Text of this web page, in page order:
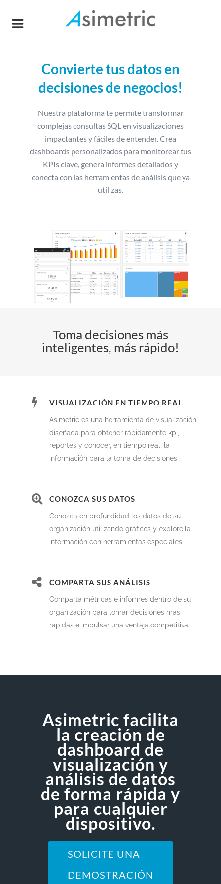
Convierte tus datos en
decisiones de negocios!
Nuestra plataforma te permite transformar
complejas consultas SQL en visualizaciones
impactantes y fáciles de entender. Crea
dashboards personalizados para monitorear tus
KPIs clave, genera informes detallados y
conecta con las herramientas de análisis que ya
utilizas.
Toma decisiones más
inteligentes, más rápido!
VISUALIZACIÓN EN TIEMPO REAL
Asimetric es una herramienta de visualización
diseñada para obtener rápidamente kpi,
reportes y conocer, en tiempo real, la
información para la toma de decisiones .
CONOZCA SUS DATOS
Conozca en profundidad los datos de su
organización utilizando gráficos y explore la
información con herramientas especiales.
COMPARTA SUS ANÁLISIS
Comparta métricas e informes dentro de su
organización para tomar decisiones más
rápidas e impulsar una ventaja competitiva.
Asimetric facilita
la creación de
dashboard de
visualización y
análisis de datos
de forma rápida y
para cualquier
dispositivo.
SOLICITE UNA
DEMOSTRACIÓN